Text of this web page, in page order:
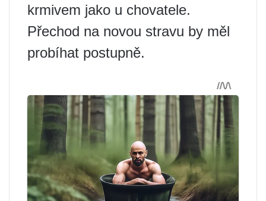
krmivem jako u chovatele.
Přechod na novou stravu by měl
probíhat postupně.